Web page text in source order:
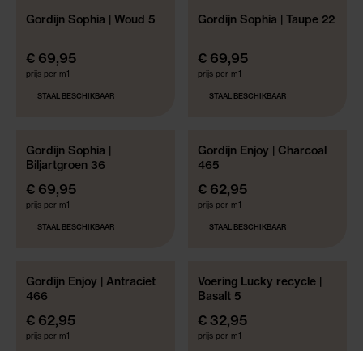
GRATIS GEMAAKT!*
Gordijn Sophia | Woud 5
€ 69,95
prijs per m1
STAAL BESCHIKBAAR
GRATIS GEMAAKT!*
Gordijn Sophia | Taupe 22
€ 69,95
prijs per m1
STAAL BESCHIKBAAR
GRATIS GEMAAKT!*
Gordijn Sophia |
Biljartgroen 36
€ 69,95
prijs per m1
STAAL BESCHIKBAAR
GRATIS GEMAAKT!*
Gordijn Enjoy | Charcoal
465
€ 62,95
prijs per m1
STAAL BESCHIKBAAR
GRATIS GEMAAKT!*
Gordijn Enjoy | Antraciet
466
€ 62,95
prijs per m1
GERECYCLEDE MATERIALEN
Voering Lucky recycle |
Basalt 5
€ 32,95
prijs per m1